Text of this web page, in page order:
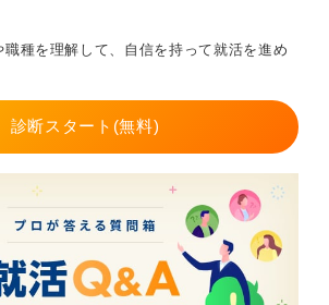
と諦めるのではなく、自身の強みを最
略的に就職活動を進めることで、商社
する道は必ず開けます。
職種を理解して、自信を持って就活を進め
診断スタート(無料)